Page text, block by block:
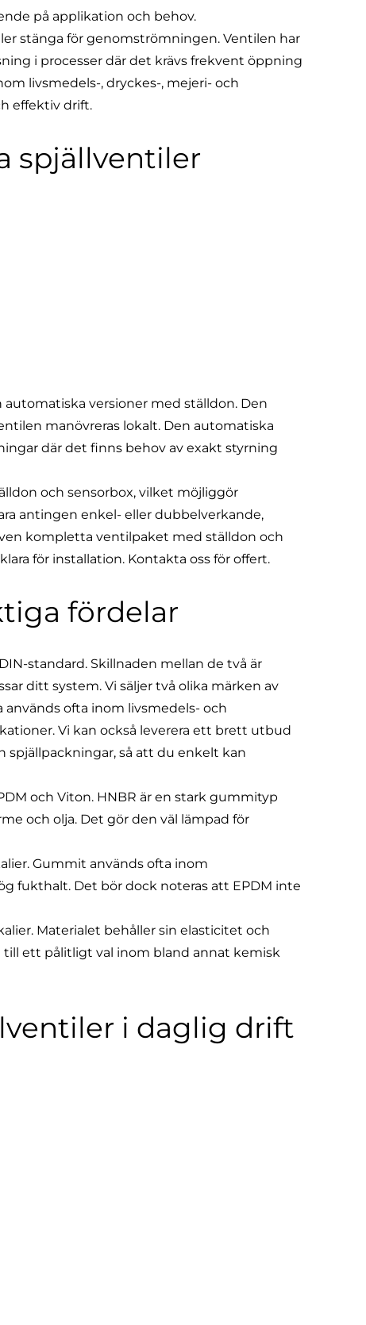
på applikation och behov.
stänga för genomströmningen. Ventilen har
i processer där det krävs frekvent öppning
livsmedels-, dryckes-, mejeri- och
effektiv drift.
spjällventiler
versioner med ställdon. Den
manövreras lokalt. Den automatiska
där det finns behov av exakt styrning
och sensorbox, vilket möjliggör
antingen enkel- eller dubbelverkande,
kompletta ventilpaket med ställdon och
för installation. Kontakta oss för offert.
fördelar
standard. Skillnaden mellan de två är
ditt system. Vi säljer två olika märken av
används ofta inom livsmedels- och
Vi kan också leverera ett brett utbud
spjällpackningar, så att du enkelt kan
och Viton. HNBR är en stark gummityp
och olja. Det gör den väl lämpad för
Gummit används ofta inom
fukthalt. Det bör dock noteras att EPDM inte
Materialet behåller sin elasticitet och
ett pålitligt val inom bland annat kemisk
i daglig drift